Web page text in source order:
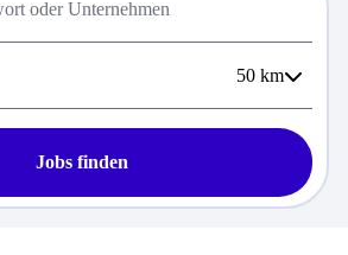
50 km
Jobs finden